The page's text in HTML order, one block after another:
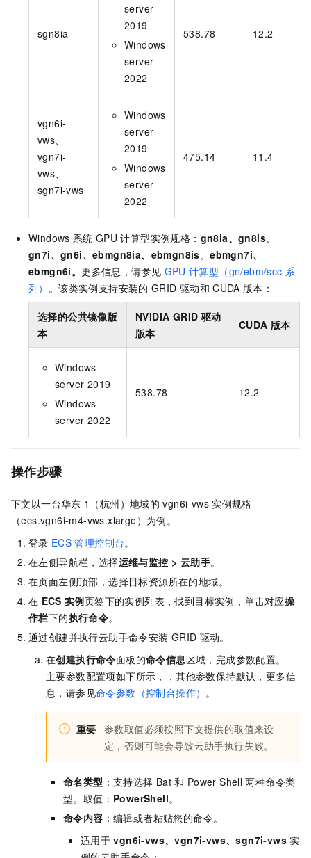
sgn8ia
server
2019
Windows
server
2022
538.78 12.2
vgn6i-
vws、
vgn7i-
vws、
sgn7i-vws
Windows
server
2019
Windows
server
2022
475.14 11.4
Windows 系统 GPU 计算型实例规格： gn8ia、gn8is、
gn7i、gn6i、ebmgn8ia、ebmgn8is、ebmgn7i、
ebmgn6i。更多信息，请参见 GPU 计算型（gn/ebm/scc 系
列） 。该类实例支持安装的 GRID 驱动和 CUDA 版本：
选择的公共镜像版
本
NVIDIA GRID 驱动
版本
CUDA 版本
Windows
server 2019
Windows
server 2022
538.78 12.2
操作步骤
下文以一台华东 1（杭州）地域的 vgn6i-vws 实例规格
（ecs.vgn6i-m4-vws.xlarge）为例。
登录 ECS 管理控制台。
在左侧导航栏，选择运维与监控 > 云助手。
在页面左侧顶部，选择目标资源所在的地域。
在 ECS 实例页签下的实例列表，找到目标实例，单击对应操
作栏下的执行命令。
通过创建并执行云助手命令安装 GRID 驱动。
在创建执行命令面板的命令信息区域，完成参数配置。
主要参数配置项如下所示，，其他参数保持默认，更多信
息，请参见命令参数（控制台操作） 。
重要 参数取值必须按照下文提供的取值来设
定，否则可能会导致云助手执行失败。
命名类型 ：支持选择 Bat 和 Power Shell 两种命令类
型。取值： PowerShell。
命令内容 ：编辑或者粘贴您的命令。
适用于 vgn6i-vws、vgn7i-vws、sgn7i-vws 实